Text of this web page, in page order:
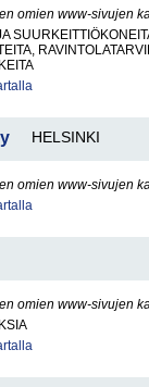
omien www-sivujen
HELSINKI
omien www-sivujen
omien www-sivujen